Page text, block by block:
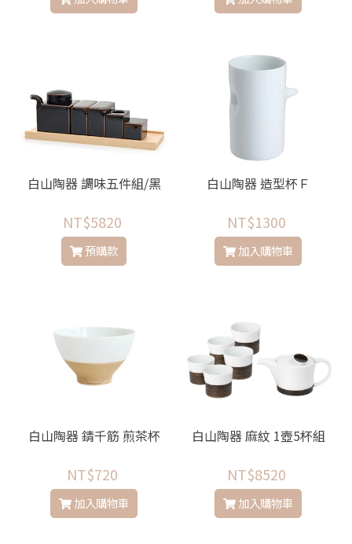
白山陶器 調味五件組/黑
NT$5820
預購款
白山陶器 造型杯Ｆ
NT$1300
加入購物車
白山陶器 錆千筋 煎茶杯
NT$720
加入購物車
白山陶器 麻紋 1壺5杯組
NT$8520
加入購物車